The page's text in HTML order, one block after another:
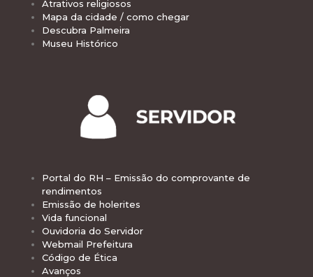
Atrativos religiosos
Mapa da cidade / como chegar
Descubra Palmeira
Museu Histórico
Portal do RH – Emissão do comprovante de
rendimentos
Emissão de holerites
Vida funcional
Ouvidoria do Servidor
Webmail Prefeitura
Código de Ética
Avanços